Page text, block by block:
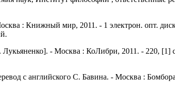
: Книжный мир, 2011. - 1 электрон. опт.
- Москва : КоЛибри, 2011. - 220, [1]
с английского С. Бавина. - Москва :